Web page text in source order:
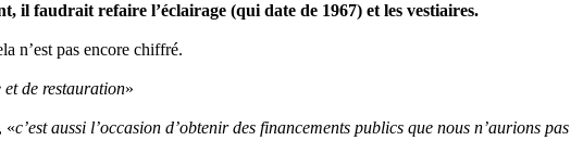
il faudrait refaire l’éclairage (qui date de 1967) et les vestiaires.
n’est pas encore chiffré.
et de restauration»
«c’est aussi l’occasion d’obtenir des financements publics que nous n’aurions pas